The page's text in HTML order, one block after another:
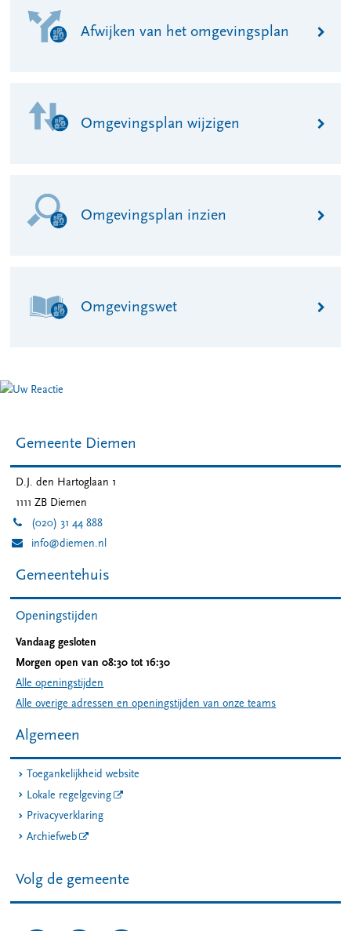
Afwijken van het omgevingsplan
Omgevingsplan wijzigen
Omgevingsplan inzien
Omgevingswet
Gemeente Diemen
D.J. den Hartoglaan 1
1111 ZB Diemen
(020) 31 44 888
info@diemen.nl
Gemeentehuis
Openingstijden
Vandaag gesloten
Morgen open van 08:30 tot 16:30
Alle openingstijden
Alle overige adressen en openingstijden van onze teams
Algemeen
Toegankelijkheid website
Lokale regelgeving
Privacyverklaring
Archiefweb
Volg de gemeente